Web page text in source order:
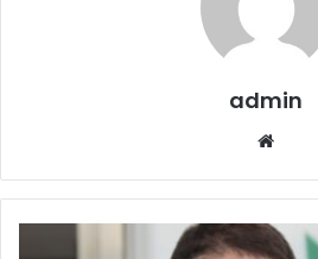
admin